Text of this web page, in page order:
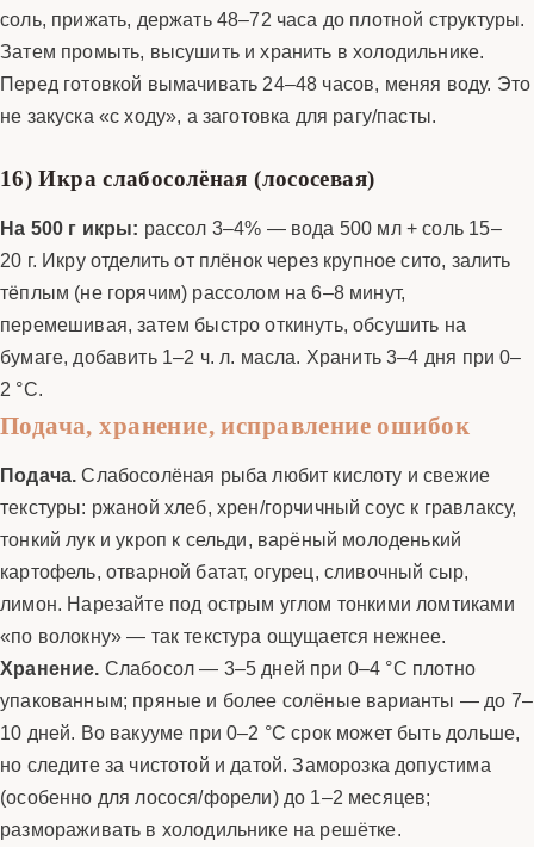
соль, прижать, держать 48–72 часа до плотной структуры.
Затем промыть, высушить и хранить в холодильнике.
Перед готовкой вымачивать 24–48 часов, меняя воду. Это
не закуска «с ходу», а заготовка для рагу/пасты.
16) Икра слабосолёная (лососевая)
На 500 г икры: рассол 3–4% — вода 500 мл + соль 15–
20 г. Икру отделить от плёнок через крупное сито, залить
тёплым (не горячим) рассолом на 6–8 минут,
перемешивая, затем быстро откинуть, обсушить на
бумаге, добавить 1–2 ч. л. масла. Хранить 3–4 дня при 0–
2 °C.
Подача, хранение, исправление ошибок
Подача.Слабосолёная рыба любит кислоту и свежие
текстуры: ржаной хлеб, хрен/горчичный соус к гравлаксу,
тонкий лук и укроп к сельди, варёный молоденький
картофель, отварной батат, огурец, сливочный сыр,
лимон. Нарезайте под острым углом тонкими ломтиками
«по волокну» — так текстура ощущается нежнее.
Хранение. Слабосол — 3–5 дней при 0–4 °C плотно
упакованным; пряные и более солёные варианты — до 7–
10 дней. Во вакууме при 0–2 °C срок может быть дольше,
но следите за чистотой и датой. Заморозка допустима
(особенно для лосося/форели) до 1–2 месяцев;
размораживать в холодильнике на решётке.